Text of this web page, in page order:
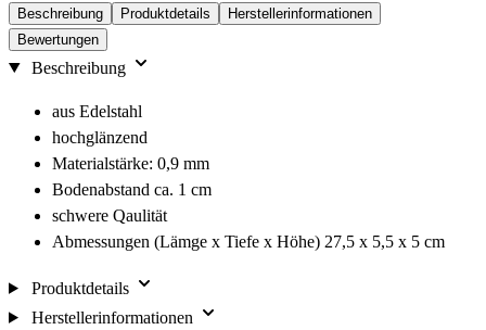
Beschreibung Produktdetails
Herstellerinformationen
Bewertungen
Beschreibung
aus Edelstahl
hochglänzend
Materialstärke: 0,9 mm
Bodenabstand ca. 1 cm
schwere Qaulität
Abmessungen (Lämge x Tiefe x Höhe) 27,5 x 5,5 x 5 cm
Produktdetails
Herstellerinformationen